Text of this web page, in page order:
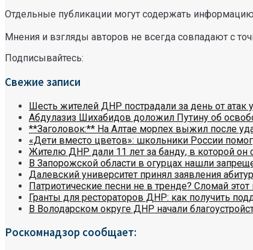
Отдельные публикации могут содержать
Мнения и взгляды авторов не всегда совпадают с
Подписывайтесь:
Свежие записи
Шесть жителей ДНР пострадали за день от атак
Абдулазиз Шихабидов доложил Путину об
**Заголовок:** На Алтае морпех выжил после
«Дети вместо цветов»: школьники России
Жителю ДНР дали 11 лет за банду, в которой он
В Запорожской области в огурцах нашли
Далевский университет принял заявления
Патриотические песни не в тренде? Сломай
Гранты для рестораторов ДНР: как получить
В Володарском округе ДНР начали
Роскомнадзор сообщает: